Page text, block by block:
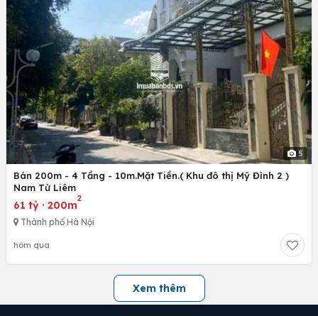
5
Bán 200m - 4 Tầng - 10m.Mặt Tiền.( Khu đô thị Mỹ Đình 2 )
Nam Từ Liêm
61 tỷ · 200m
2
Thành phố Hà Nội
hôm qua
Xem thêm